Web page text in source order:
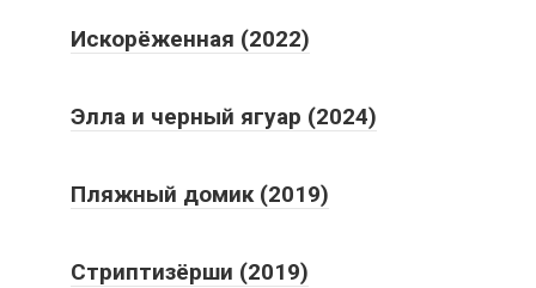
Искорёженная (2022)
Элла и черный ягуар (2024)
Пляжный домик (2019)
Стриптизёрши (2019)